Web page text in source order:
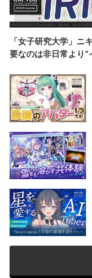
「女子研究大学」
要なのは非日常より“